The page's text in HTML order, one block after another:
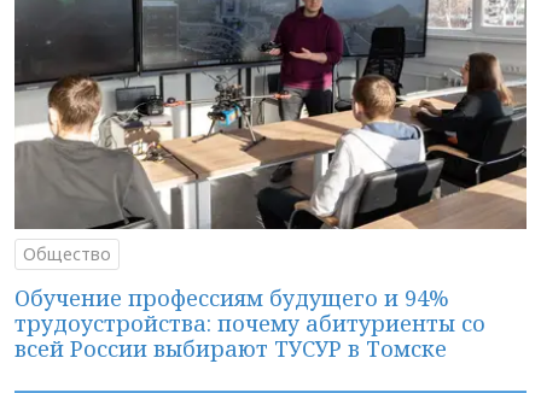
Общество
Обучение профессиям будущего и 94%
трудоустройства: почему абитуриенты со
всей России выбирают ТУСУР в Томске